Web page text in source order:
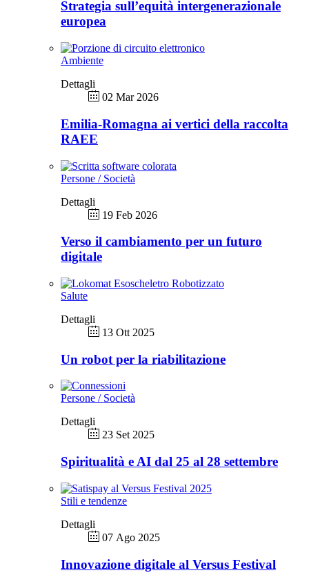
Strategia sull’equità intergenerazionale
europea
Ambiente
Dettagli
02 Mar 2026
Emilia-Romagna ai vertici della raccolta
RAEE
Persone / Società
Dettagli
19 Feb 2026
Verso il cambiamento per un futuro
digitale
Salute
Dettagli
13 Ott 2025
Un robot per la riabilitazione
Persone / Società
Dettagli
23 Set 2025
Spiritualità e AI dal 25 al 28 settembre
Stili e tendenze
Dettagli
07 Ago 2025
Innovazione digitale al Versus Festival